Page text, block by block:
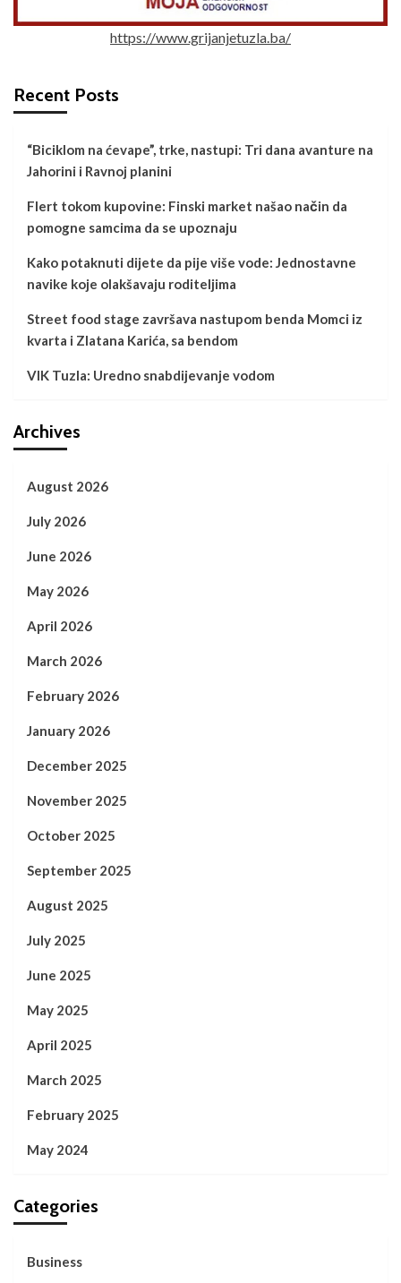
https://www.grijanjetuzla.ba/
Recent Posts
“Biciklom na ćevape”, trke, nastupi: Tri dana avanture na
Jahorini i Ravnoj planini
Flert tokom kupovine: Finski market našao način da
pomogne samcima da se upoznaju
Kako potaknuti dijete da pije više vode: Jednostavne
navike koje olakšavaju roditeljima
Street food stage završava nastupom benda Momci iz
kvarta i Zlatana Karića, sa bendom
VIK Tuzla: Uredno snabdijevanje vodom
Archives
August 2026
July 2026
June 2026
May 2026
April 2026
March 2026
February 2026
January 2026
December 2025
November 2025
October 2025
September 2025
August 2025
July 2025
June 2025
May 2025
April 2025
March 2025
February 2025
May 2024
Categories
Business